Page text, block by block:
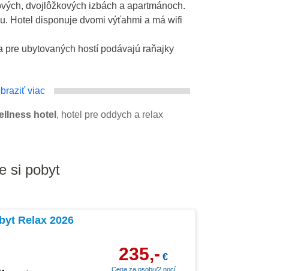
dvojlôžkových izbách a apartmánoch.
Hotel disponuje dvomi výťahmi a má wifi
pre ubytovaných hostí podávajú raňajky
viac
hotel , hotel pre oddych a relax
si pobyt
Relax 2026
235,- €
Cena za osobu/2 nocí